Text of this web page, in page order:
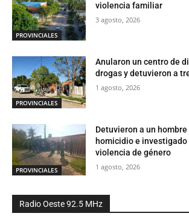
PROVINCIALES
violencia familiar
3 agosto, 2026
PROVINCIALES
Anularon un centro de
drogas y detuvieron a
1 agosto, 2026
PROVINCIALES
Detuvieron a un
homicidio e investigado
violencia de género
1 agosto, 2026
Radio Oeste 92.5 MHz